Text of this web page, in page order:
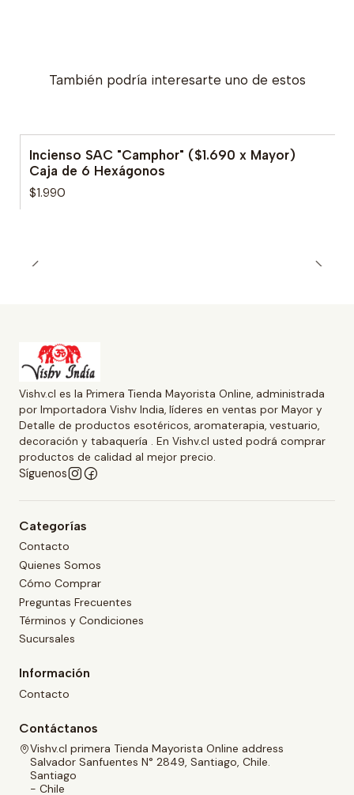
También podría interesarte uno de estos
Incienso SAC "Camphor" ($1.690 x Mayor)
Caja de 6 Hexágonos
$1.990
Vishv.cl es la Primera Tienda Mayorista Online, administrada
por Importadora Vishv India, líderes en ventas por Mayor y
Detalle de productos esotéricos, aromaterapia, vestuario,
decoración y tabaquería . En Vishv.cl usted podrá comprar
productos de calidad al mejor precio.
Síguenos
Categorías
Contacto
Quienes Somos
Cómo Comprar
Preguntas Frecuentes
Términos y Condiciones
Sucursales
Información
Contacto
Contáctanos
Vishv.cl primera Tienda Mayorista Online address
Salvador Sanfuentes N° 2849, Santiago, Chile.
Santiago
- Chile